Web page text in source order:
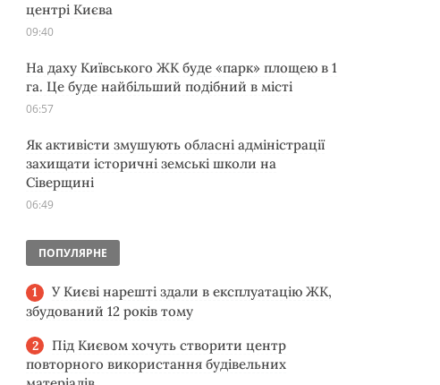
центрі Києва
09:40
На даху Київського ЖК буде «парк» площею в 1
га. Це буде найбільший подібний в місті
06:57
Як активісти змушують обласні адміністрації
захищати історичні земські школи на
Сіверщині
06:49
ПОПУЛЯРНЕ
У Києві нарешті здали в експлуатацію ЖК,
збудований 12 років тому
Під Києвом хочуть створити центр
повторного використання будівельних